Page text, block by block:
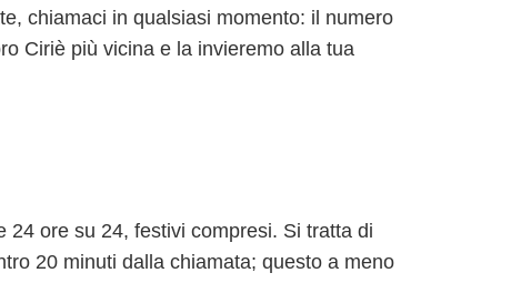
chiamaci in qualsiasi momento: il numero
Ciriè più vicina e la invieremo alla tua
ore su 24, festivi compresi. Si tratta di
20 minuti dalla chiamata; questo a meno